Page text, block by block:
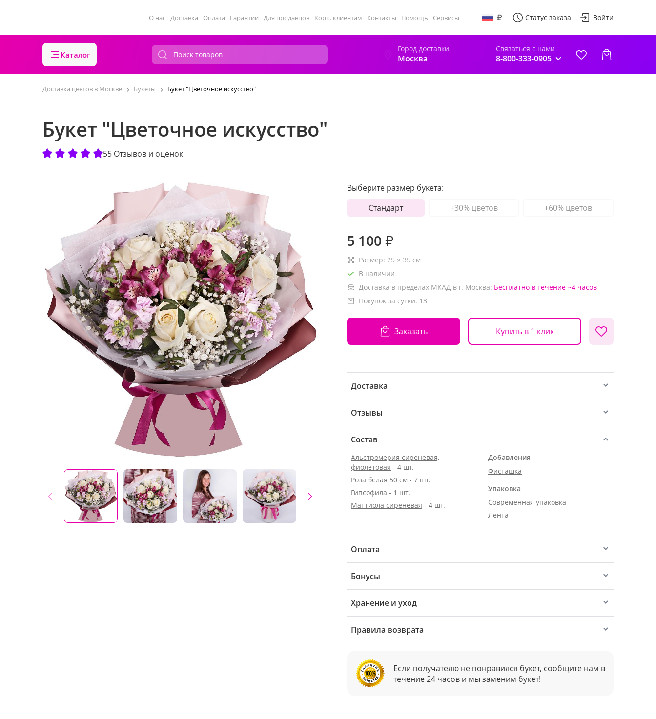
О нас Доставка Оплата Гарантии Для продавцов Корп. клиентам Контакты Помощь Сервисы Статус заказа Войти
Каталог
Город доставки
Москва
Связаться с нами
8-800-333-0905
Доставка цветов в Москве Букеты Букет "Цветочное искусство"
Букет "Цветочное искусство"
55 Отзывов и оценок
Выберите размер букета:
Стандарт
+30% цветов +60% цветов
5 100 ₽
Размер: 25 × 35 см
В наличии
Доставка в пределах МКАД в г. Москва: Бесплатно в течение ~4 часов
Покупок за сутки: 13
Заказать Купить в 1 клик
Доставка
Отзывы
Состав
Альстромерия сиреневая,
фиолетовая - 4 шт.
Роза белая 50 см - 7 шт.
Гипсофила - 1 шт.
Маттиола сиреневая - 4 шт.
Добавления
Фисташка
Упаковка
Современная упаковка
Лента
Оплата
Бонусы
Хранение и уход
Правила возврата
Если получателю не понравился букет, сообщите нам в
течение 24 часов и мы заменим букет!